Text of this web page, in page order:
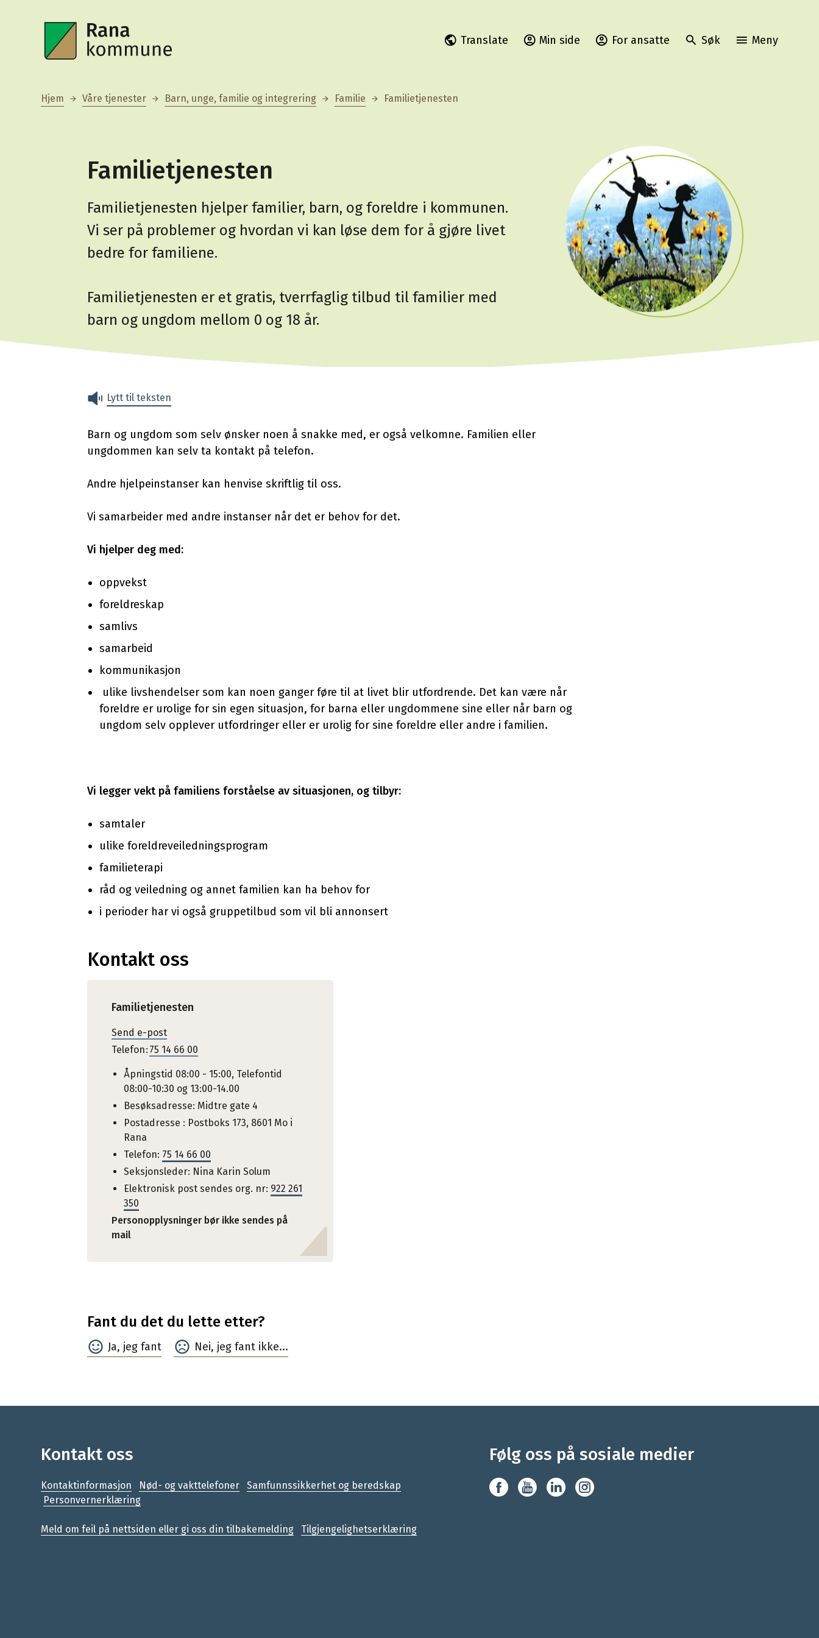
Translate Min side For ansatte Søk Meny
Du er her:
Hjem Våre tjenester Barn, unge, familie og integrering Familie Familietjenesten
Familietjenesten
Familietjenesten hjelper familier, barn, og foreldre i kommunen.
Vi ser på problemer og hvordan vi kan løse dem for å gjøre livet
bedre for familiene.
Familietjenesten er et gratis, tverrfaglig tilbud til familier med
barn og ungdom mellom 0 og 18 år.
Lytt til teksten
Barn og ungdom som selv ønsker noen å snakke med, er også velkomne. Familien eller
ungdommen kan selv ta kontakt på telefon.
Andre hjelpeinstanser kan henvise skriftlig til oss.
Vi samarbeider med andre instanser når det er behov for det.
Vi hjelper deg med:
oppvekst
foreldreskap
samlivs
samarbeid
kommunikasjon
ulike livshendelser som kan noen ganger føre til at livet blir utfordrende. Det kan være når
foreldre er urolige for sin egen situasjon, for barna eller ungdommene sine eller når barn og
ungdom selv opplever utfordringer eller er urolig for sine foreldre eller andre i familien.
Vi legger vekt på familiens forståelse av situasjonen, og tilbyr:
samtaler
ulike foreldreveiledningsprogram
familieterapi
råd og veiledning og annet familien kan ha behov for
i perioder har vi også gruppetilbud som vil bli annonsert
Kontakt oss
Familietjenesten
Send e-post
Telefon 75 14 66 00
Åpningstid 08:00 - 15:00, Telefontid
08:00-10:30 og 13:00-14.00
Besøksadresse: Midtre gate 4
Postadresse : Postboks 173, 8601 Mo i
Rana
Telefon: 75 14 66 00
Seksjonsleder: Nina Karin Solum
Elektronisk post sendes org. nr: 922 261
350
Personopplysninger bør ikke sendes på
mail
Fant du det du lette etter?
Ja Nei
Kontakt oss
Kontaktinformasjon Nød- og vakttelefoner
Samfunnssikkerhet og beredskap
Personvernerklæring
Meld om feil på nettsiden eller gi oss din tilbakemelding Tilgjengelighetserklæring
Følg oss på sosiale medier